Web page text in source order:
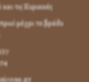
τις Κυριακές
μέχρι το βράδυ